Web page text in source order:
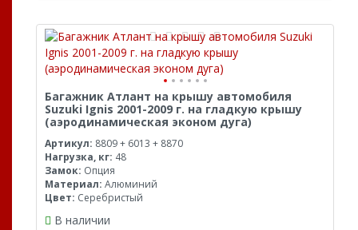
Багажник Атлант на крышу автомобиля
Suzuki Ignis 2001-2009 г. на гладкую крышу
(аэродинамическая эконом дуга)
Артикул: 8809 + 6013 + 8870
Нагрузка, кг: 48
Замок: Опция
Материал: Алюминий
Цвет: Серебристый
В наличии